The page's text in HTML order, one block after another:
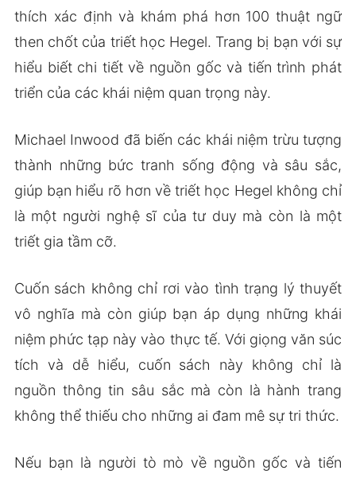
thích xác định và khám phá hơn 100 thuật ngữ
then chốt của triết học Hegel. Trang bị bạn với sự
hiểu biết chi tiết về nguồn gốc và tiến trình phát
triển của các khái niệm quan trọng này.
Michael Inwood đã biến các khái niệm trừu tượng
thành những bức tranh sống động và sâu sắc,
giúp bạn hiểu rõ hơn về triết học Hegel không chỉ
là một người nghệ sĩ của tư duy mà còn là một
triết gia tầm cỡ.
Cuốn sách không chỉ rơi vào tình trạng lý thuyết
vô nghĩa mà còn giúp bạn áp dụng những khái
niệm phức tạp này vào thực tế. Với giọng văn súc
tích và dễ hiểu, cuốn sách này không chỉ là
nguồn thông tin sâu sắc mà còn là hành trang
không thể thiếu cho những ai đam mê sự tri thức.
Nếu bạn là người tò mò về nguồn gốc và tiến